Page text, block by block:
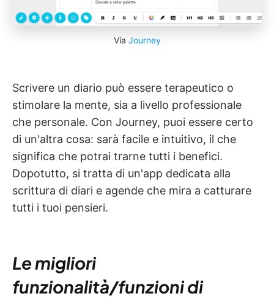
Via Journey
Scrivere un diario può essere terapeutico o
stimolare la mente, sia a livello professionale
che personale. Con Journey, puoi essere certo
di un'altra cosa: sarà facile e intuitivo, il che
significa che potrai trarne tutti i benefici.
Dopotutto, si tratta di un'app dedicata alla
scrittura di diari e agende che mira a catturare
tutti i tuoi pensieri.
Le migliori
funzionalità/funzioni di